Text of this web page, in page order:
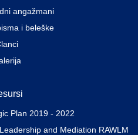
angažmani
i beleške
Plan 2019 - 2022
and Mediation RAWLM